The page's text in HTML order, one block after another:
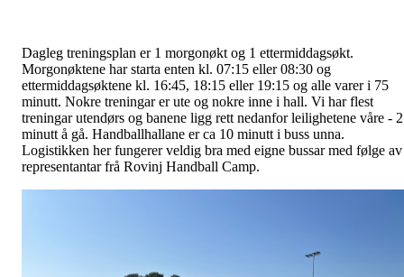
Dagleg treningsplan er 1 morgonøkt og 1 ettermiddagsøkt.
Morgonøktene har starta enten kl. 07:15 eller 08:30 og
ettermiddagsøktene kl. 16:45, 18:15 eller 19:15 og alle varer i 75
minutt. Nokre treningar er ute og nokre inne i hall. Vi har flest
treningar utendørs og banene ligg rett nedanfor leilighetene våre - 2
minutt å gå. Handballhallane er ca 10 minutt i buss unna.
Logistikken her fungerer veldig bra med eigne bussar med følge av
representantar frå Rovinj Handball Camp.